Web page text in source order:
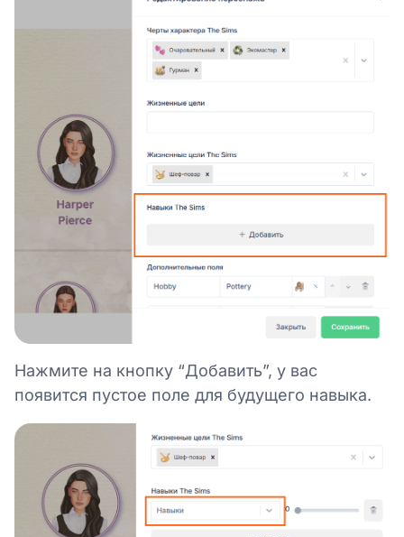
Нажмите на кнопку “Добавить”, у вас
появится пустое поле для будущего навыка.